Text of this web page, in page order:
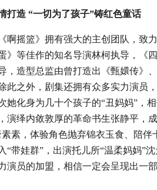
打造 “一切为了孩子”铸红色童话
啊摇篮》拥有强大的主创团队，致
》等佳作的知名导演林柯执导，
，造型总监由曾打造出《甄嬛传》
此之外，剧集还拥有众多实力演员
她化身为几十个孩子的“丑妈妈”，
演绎内敛敦厚的革命书生张静平，
素，体验角色抛弃锦衣玉食、陪
“带娃群” ，出演托儿所“温柔妈妈”沈
演员的加盟 ， 相信一定会呈现出一